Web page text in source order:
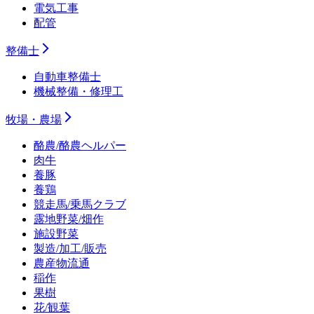
電気工事
配管
整備士
自動車整備士
機械整備・修理工
牧場・農場
酪農/酪農ヘルパー
肉牛
養豚
養鶏
競走馬/乗馬クラブ
露地野菜/畑作
施設野菜
製造/加工/販売
農産物流通
稲作
果樹
花/観葉